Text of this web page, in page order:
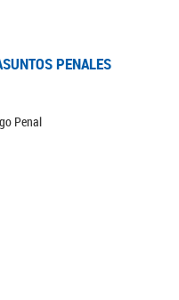
PENALES
Penal